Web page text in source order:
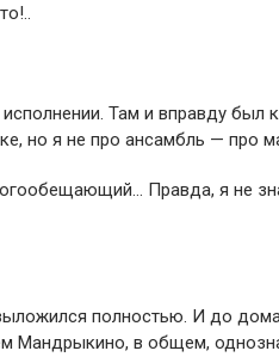
Там и вправду был
но я не про ансамбль — про
Правда, я не
полностью. И до дома
Мандрыкино, в общем,